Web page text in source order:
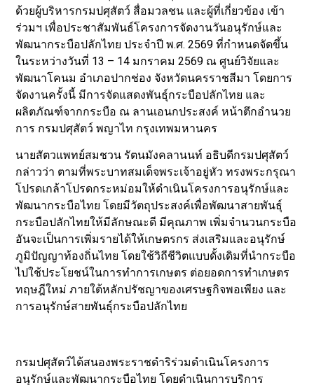
ด้วยผู้บริหารกรมปศุสัตว์ สื่อมวลชน และผู้ที่เกี่ยวข้อง เข้า
ร่วมฯ เพื่อประชาสัมพันธ์โครงการจัดงานวันอนุรักษ์และ
พัฒนากระบือปลักไทย ประจำปี พ.ศ. 2569 ที่กำหนดจัดขึ้น
ในระหว่างวันที่ 13 – 14 มกราคม 2569 ณ ศูนย์วิจัยและ
พัฒนาโคนม อำเภอปากช่อง จังหวัดนครราชสีมา โดยการ
จัดงานครั้งนี้ มีการจัดแสดงพันธุ์กระบือปลักไทย และ
ผลิตภัณฑ์จากกระบือ ณ ลานเอนกประสงค์ หน้าตึกอำนวย
การ กรมปศุสัตว์ พญาไท กรุงเทพมหานคร
นายสัตวแพทย์สมชวน รัตนมังคลานนท์ อธิบดีกรมปศุสัตว์
กล่าวว่า ตามที่พระบาทสมเด็จพระเจ้าอยู่หัว ทรงพระกรุณา
โปรดเกล้าโปรดกระหม่อมให้ดำเนินโครงการอนุรักษ์และ
พัฒนากระบือไทย โดยมีวัตถุประสงค์เพื่อพัฒนาสายพันธุ์
กระบือปลักไทยให้มีลักษณะดี มีคุณภาพ เพิ่มจำนวนกระบือ
อันจะเป็นการเพิ่มรายได้ให้เกษตรกร ส่งเสริมและอนุรักษ์
ภูมิปัญญาท้องถิ่นไทย โดยใช้วิถีชีวิตแบบดั้งเดิมที่นำกระบือ
ไปใช้ประโยชน์ในการทำการเกษตร ต่อยอดการทำเกษตร
ทฤษฎีใหม่ ภายใต้หลักปรัชญาของเศรษฐกิจพอเพียง และ
การอนุรักษ์สายพันธุ์กระบือปลักไทย
กรมปศุสัตว์ได้สนองพระราชดำริร่วมดำเนินโครงการ
อนุรักษ์และพัฒนากระบือไทย โดยดำเนินการบริการ